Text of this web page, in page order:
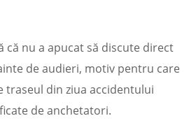
că nu a apucat să discute direct
de audieri, motiv pentru care
traseul din ziua accidentului
de anchetatori.